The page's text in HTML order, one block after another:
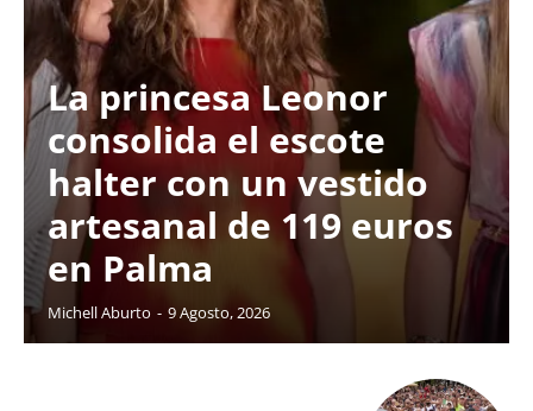
La princesa Leonor
consolida el escote
halter con un vestido
artesanal de 119 euros
en Palma
Michell Aburto - 9 Agosto, 2026